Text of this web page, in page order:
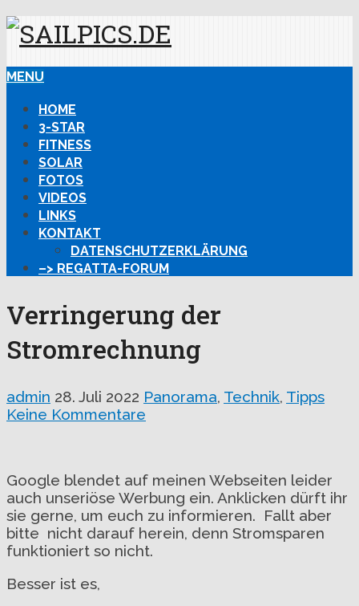
MENU
HOME
3-STAR
FITNESS
SOLAR
FOTOS
VIDEOS
LINKS
KONTAKT
DATENSCHUTZERKLÄRUNG
–> REGATTA-FORUM
Verringerung der
Stromrechnung
admin 28. Juli 2022 Panorama, Technik, Tipps
Keine Kommentare
Google blendet auf meinen Webseiten leider
auch unseriöse Werbung ein. Anklicken dürft ihr
sie gerne, um euch zu informieren. Fallt aber
bitte nicht darauf herein, denn Stromsparen
funktioniert so nicht.
Besser ist es,